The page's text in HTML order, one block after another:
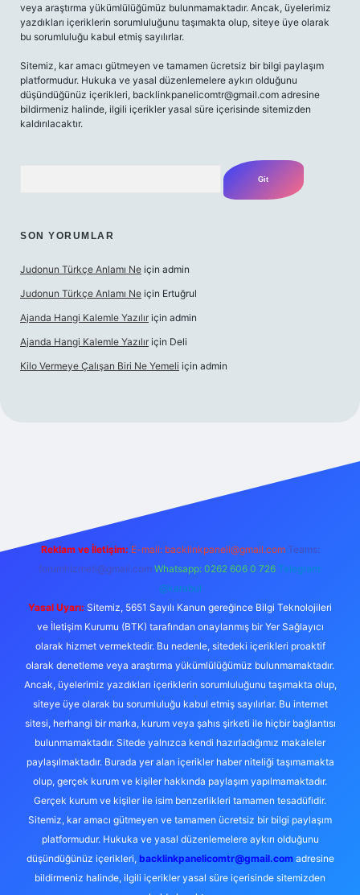
veya araştırma yükümlülüğümüz bulunmamaktadır. Ancak, üyelerimiz
yazdıkları içeriklerin sorumluluğunu taşımakta olup, siteye üye olarak
bu sorumluluğu kabul etmiş sayılırlar.
Sitemiz, kar amacı gütmeyen ve tamamen ücretsiz bir bilgi paylaşım
platformudur. Hukuka ve yasal düzenlemelere aykırı olduğunu
düşündüğünüz içerikleri, backlinkpanelicomtr@gmail.com adresine
bildirmeniz halinde, ilgili içerikler yasal süre içerisinde sitemizden
kaldırılacaktır.
SON YORUMLAR
Judonun Türkçe Anlamı Ne için admin
Judonun Türkçe Anlamı Ne için Ertuğrul
Ajanda Hangi Kalemle Yazılır için admin
Ajanda Hangi Kalemle Yazılır için Deli
Kilo Vermeye Çalışan Biri Ne Yemeli için admin
Reklam ve İletişim: E-mail: backlinkpaneli@gmail.com Teams:
forumhizmeti@gmail.com Whatsapp: 0262 606 0 726 Telegram:
@karabul
Yasal Uyarı: Sitemiz, 5651 Sayılı Kanun gereğince Bilgi Teknolojileri
ve İletişim Kurumu (BTK) tarafından onaylanmış bir Yer Sağlayıcı
olarak hizmet vermektedir. Bu nedenle, sitedeki içerikleri proaktif
olarak denetleme veya araştırma yükümlülüğümüz bulunmamaktadır.
Ancak, üyelerimiz yazdıkları içeriklerin sorumluluğunu taşımakta olup,
siteye üye olarak bu sorumluluğu kabul etmiş sayılırlar. Bu internet
sitesi, herhangi bir marka, kurum veya şahıs şirketi ile hiçbir bağlantısı
bulunmamaktadır. Sitede yalnızca kendi hazırladığımız makaleler
paylaşılmaktadır. Burada yer alan içerikler haber niteliği taşımamakta
olup, gerçek kurum ve kişiler hakkında paylaşım yapılmamaktadır.
Gerçek kurum ve kişiler ile isim benzerlikleri tamamen tesadüfidir.
Sitemiz, kar amacı gütmeyen ve tamamen ücretsiz bir bilgi paylaşım
platformudur. Hukuka ve yasal düzenlemelere aykırı olduğunu
düşündüğünüz içerikleri, backlinkpanelicomtr@gmail.comadresine
bildirmeniz halinde, ilgili içerikler yasal süre içerisinde sitemizden